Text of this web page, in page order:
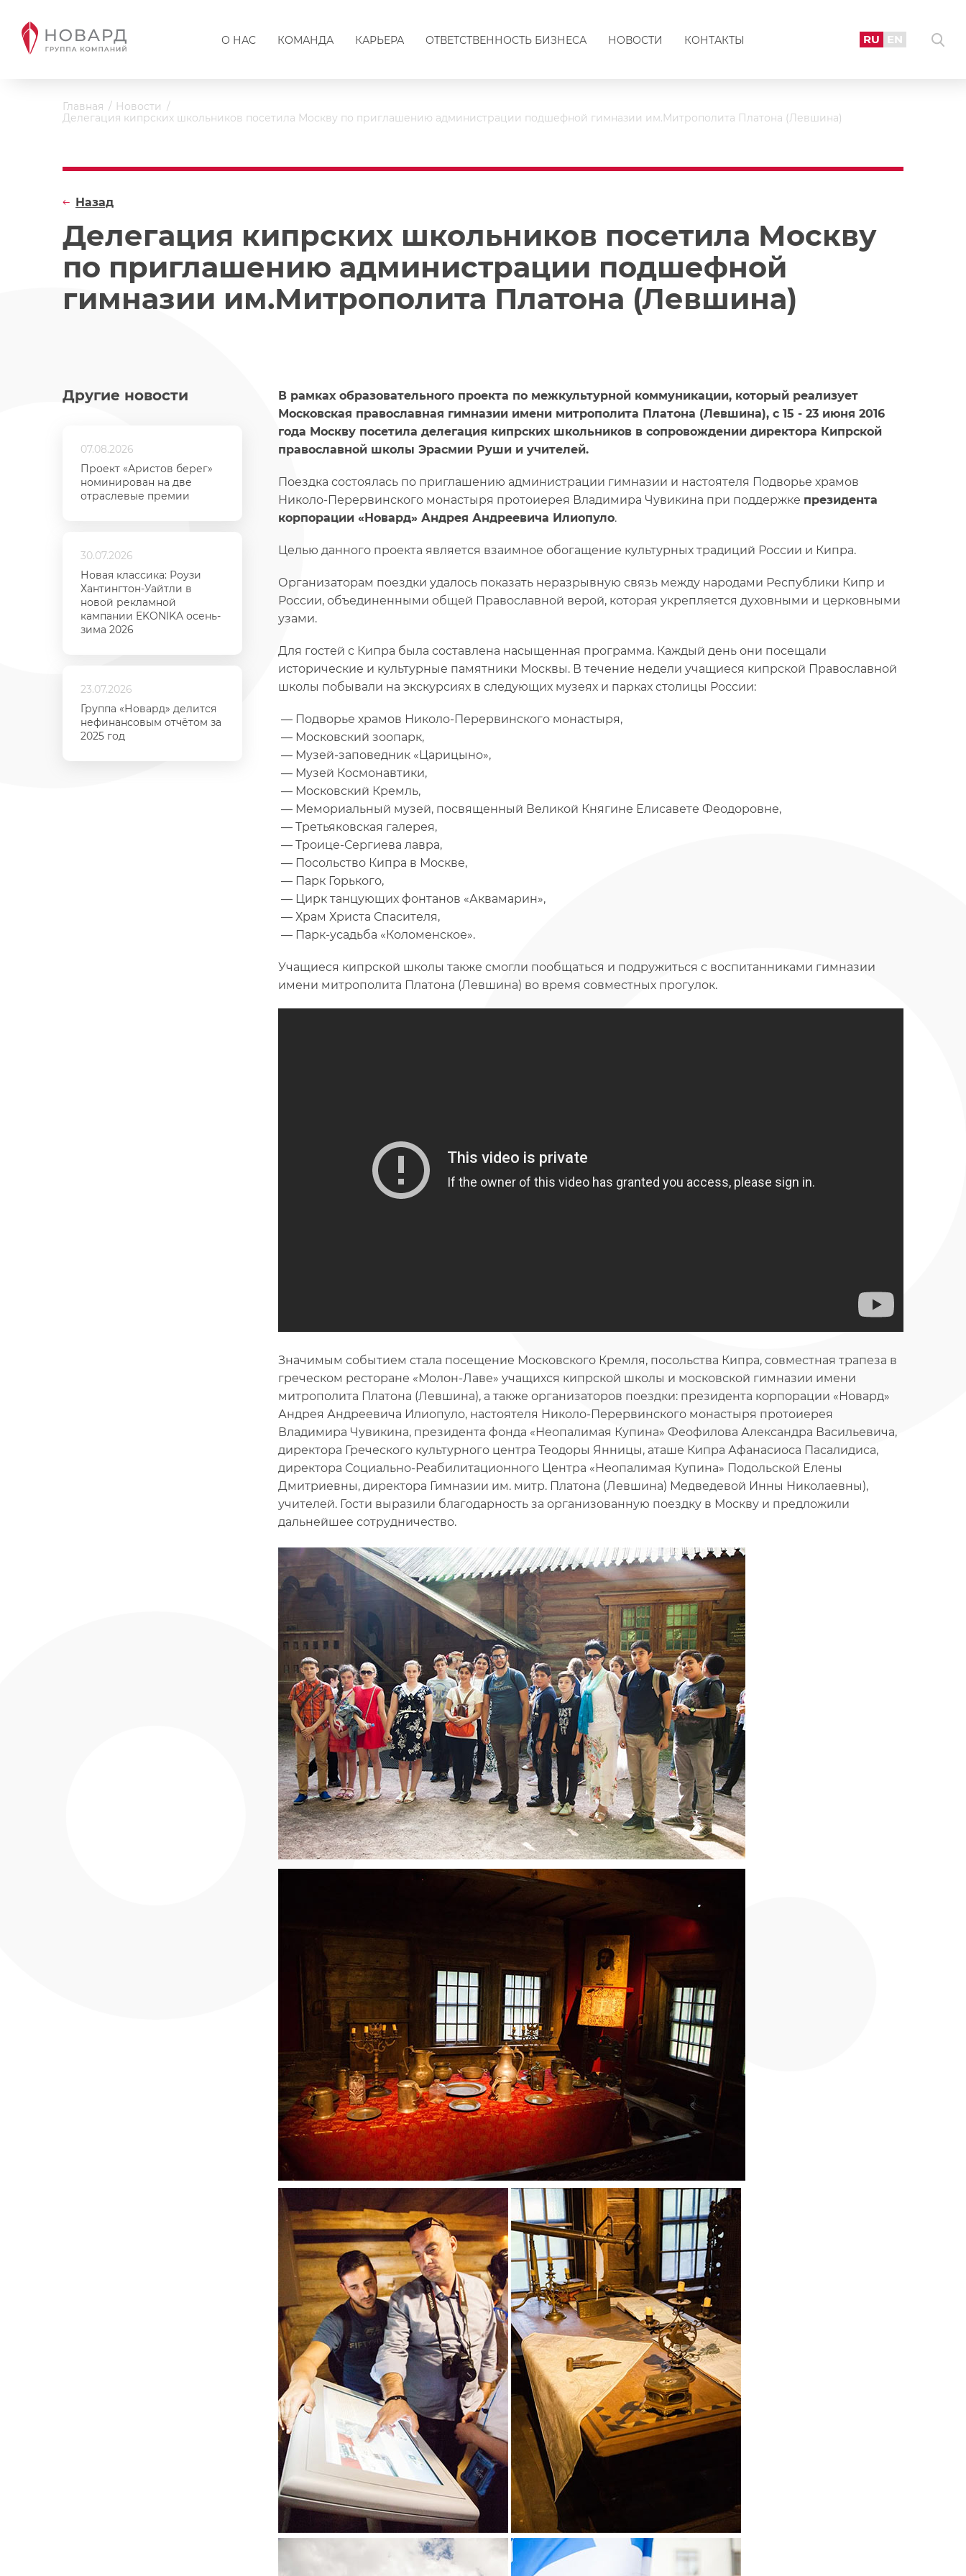
О НАС КОМАНДА КАРЬЕРА ОТВЕТСТВЕННОСТЬ БИЗНЕСА НОВОСТИ КОНТАКТЫ RU EN
Главная
Новости
Делегация кипрских школьников посетила Москву по приглашению администрации подшефной гимназии им.Митрополита Платона (Левшина)
Делегация кипрских школьников посетила Москву
по приглашению администрации подшефной
гимназии им.Митрополита Платона (Левшина)
Назад
Другие новости
07.08.2026
Проект «Аристов берег»
номинирован на две
отраслевые премии
30.07.2026
Новая классика: Роузи
Хантингтон-Уайтли в
новой рекламной
кампании EKONIKA осень-
зима 2026
23.07.2026
Группа «Новард» делится
нефинансовым отчётом за
2025 год
В рамках образовательного проекта по межкультурной коммуникации, который реализует
Московская православная гимназии имени митрополита Платона (Левшина), с 15 - 23 июня 2016
года Москву посетила делегация кипрских школьников в сопровождении директора Кипрской
православной школы Эрасмии Руши и учителей.
Поездка состоялась по приглашению администрации гимназии и настоятеля Подворье храмов
Николо-Перервинского монастыря протоиерея Владимира Чувикина при поддержке президента
корпорации «Новард» Андрея Андреевича Илиопуло.
Целью данного проекта является взаимное обогащение культурных традиций России и Кипра.
Организаторам поездки удалось показать неразрывную связь между народами Республики Кипр и
России, объединенными общей Православной верой, которая укрепляется духовными и церковными
узами.
Для гостей с Кипра была составлена насыщенная программа. Каждый день они посещали
исторические и культурные памятники Москвы. В течение недели учащиеся кипрской Православной
школы побывали на экскурсиях в следующих музеях и парках столицы России:
— Подворье храмов Николо-Перервинского монастыря,
— Московский зоопарк,
— Музей-заповедник «Царицыно»,
— Музей Космонавтики,
— Московский Кремль,
— Мемориальный музей, посвященный Великой Княгине Елисавете Феодоровне,
— Третьяковская галерея,
— Троице-Сергиева лавра,
— Посольство Кипра в Москве,
— Парк Горького,
— Цирк танцующих фонтанов «Аквамарин»,
— Храм Христа Спасителя,
— Парк-усадьба «Коломенское».
Учащиеся кипрской школы также смогли пообщаться и подружиться с воспитанниками гимназии
имени митрополита Платона (Левшина) во время совместных прогулок.
Значимым событием стала посещение Московского Кремля, посольства Кипра, совместная трапеза в
греческом ресторане «Молон-Лаве» учащихся кипрской школы и московской гимназии имени
митрополита Платона (Левшина), а также организаторов поездки: президента корпорации «Новард»
Андрея Андреевича Илиопуло, настоятеля Николо-Перервинского монастыря протоиерея
Владимира Чувикина, президента фонда «Неопалимая Купина» Феофилова Александра Васильевича,
директора Греческого культурного центра Теодоры Янницы, аташе Кипра Афанасиоса Пасалидиса,
директора Социально-Реабилитационного Центра «Неопалимая Купина» Подольской Елены
Дмитриевны, директора Гимназии им. митр. Платона (Левшина) Медведевой Инны Николаевны),
учителей. Гости выразили благодарность за организованную поездку в Москву и предложили
дальнейшее сотрудничество.